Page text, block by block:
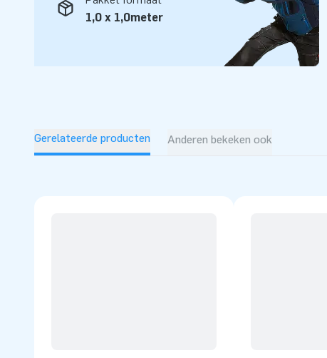
1,0 x 1,0meter
Gerelateerde producten Anderen bekeken ook